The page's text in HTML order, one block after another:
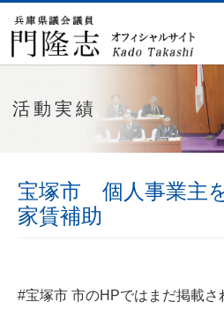
活動実績
宝塚市 個人事業主
家賃補助
#宝塚市 市のHPではまだ掲載